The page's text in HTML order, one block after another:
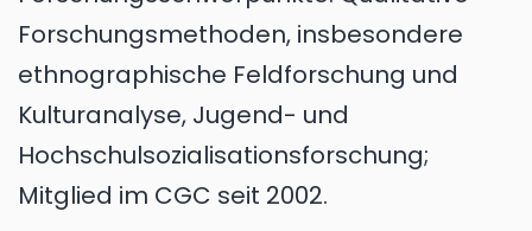
Forschungsmethoden, insbesondere
ethnographische Feldforschung und
Kulturanalyse, Jugend- und
Hochschulsozialisationsforschung;
Mitglied im CGC seit 2002.